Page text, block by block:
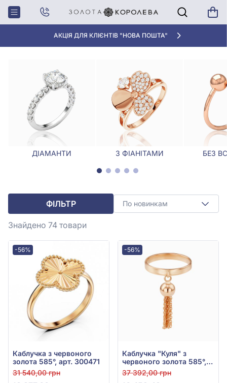
АКЦІЯ ДЛЯ КЛІЄНТІВ "НОВА ПОШТА"
Головна Каблучки Каблучки, Розмір - 19.5
КАБЛУЧКИ, РОЗМІР - 19.5
ДІАМАНТИ З ФІАНІТАМИ БЕЗ
ФІЛЬТР По новинкам
Знайдено 74 товари
-56%
Каблучка з червоного
золота 585°, арт. 300471
31 540,00 грн
-56%
Каблучка "Куля" з
червоного золота 585°,
арт. 390227
37 392,00 грн